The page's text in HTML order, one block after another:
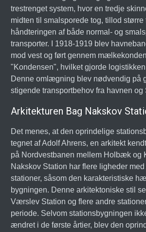
trestrenget system, hvor en tredje
midten til smalsporede tog, tillod større
håndteringen af både normal- og
transporter. I 1918-1919 blev
mod vest og ført gennem
"Kondensen", hvilket gjorde
Denne omlægning blev nødvendig på
stigende transportbehov fra havnen og
Arkitekturen Bag Nakskov
Det menes, at den oprindelige
tegnet af Adolf Ahrens, en arkitekt
på Nordvestbanen mellem Holbæk og
Nakskov Station har flere ligheder
stationer, såsom den karakteristiske
bygningen. Denne arkitektoniske stil
Værslev Station og flere andre
periode. Selvom stationsbygningen
ændret i de første årtier, blev den